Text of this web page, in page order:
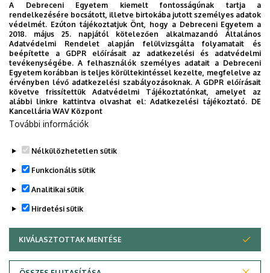
2026. augusztus 7.
Univerzum: A Debreceni Egyetem
titkos receptjei
KUTATÁS TUDOMÁNY
A Debreceni Egyetem kiemelt fontosságúnak tartja a
rendelkezésére bocsátott, illetve birtokába jutott személyes adatok
védelmét. Ezúton tájékoztatjuk Önt, hogy a Debreceni Egyetem a
2018. május 25. napjától kötelezően alkalmazandó Általános
Adatvédelmi Rendelet alapján felülvizsgálta folyamatait és
beépítette a GDPR előírásait az adatkezelési és adatvédelmi
tevékenységébe. A felhasználók személyes adatait a Debreceni
Egyetem korábban is teljes körültekintéssel kezelte, megfelelve az
érvényben lévő adatkezelési szabályozásoknak. A GDPR előírásait
követve frissítettük Adatvédelmi Tájékoztatónkat, amelyet az
alábbi linkre kattintva olvashat el:Adatkezelési tájékoztató. DE
Kancellária WAV Központ
További információk
Nélkülözhetetlen sütik
Funkcionális sütik
Analitikai sütik
Hirdetési sütik
KIVÁLASZTOTTAK MENTÉSE
WITHDRAW CONSENT